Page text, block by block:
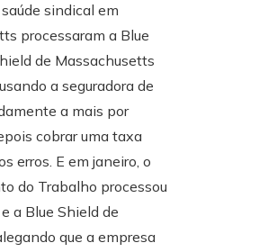
sindical em
processaram a Blue
de Massachusetts
a seguradora de
a mais por
cobrar uma taxa
erros. E em janeiro, o
do Trabalho processou
a Blue Shield de
que a empresa